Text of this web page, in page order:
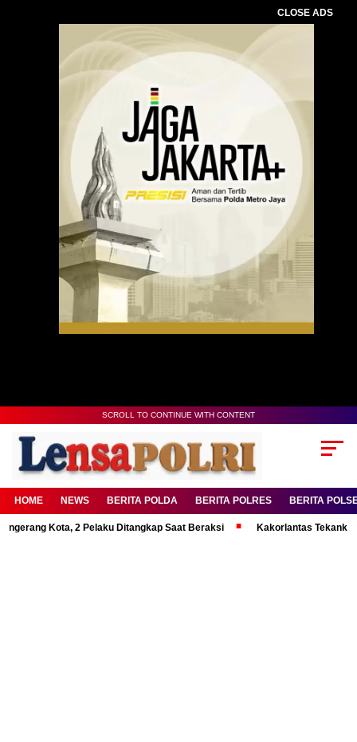
CLOSE ADS
SCROLL TO CONTINUE WITH CONTENT
HOME NEWS BERITA POLDA BERITA POLRES BERITA
Kota, 2 Pelaku Ditangkap Saat Beraksi Kakorlantas Tekankan Mental